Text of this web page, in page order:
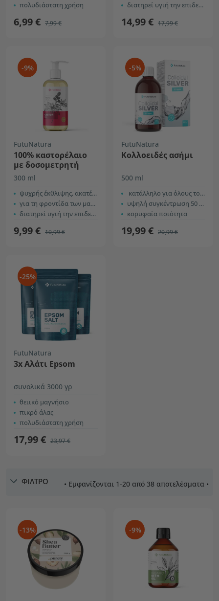
πολυδιάστατη χρήση
6,99 € 7,99 €
διατηρεί υγιή την επιδερμίδα
14,99 € 17,99 €
-9%
FutuNatura
100% καστορέλαιο
με δοσομετρητή
300 ml
ψυχρής έκθλιψης, ακατέργαστο
για τη φροντίδα των μαλλιών και του τριχωτού
διατηρεί υγιή την επιδερμίδα
9,99 € 10,99 €
-5%
FutuNatura
Κολλοειδές ασήμι
500 ml
κατάλληλο για όλους τους τύπους δέρματος
υψηλή συγκέντρωση 50 ppm
κορυφαία ποιότητα
19,99 € 20,99 €
-25%
FutuNatura
3x Αλάτι Epsom
συνολικά 3000 γρ
θειικό μαγνήσιο
πικρό άλας
πολυδιάστατη χρήση
17,99 € 23,97 €
ΦΙΛΤΡΟ • Εμφανίζονται 1-20 από 38 αποτελέσματα •
-13% -9%